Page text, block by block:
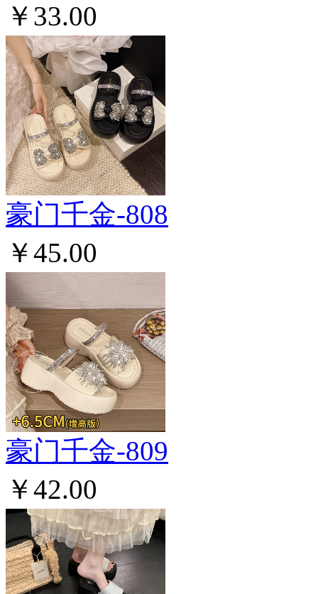
￥33.00
豪门千金-808
￥45.00
豪门千金-809
￥42.00